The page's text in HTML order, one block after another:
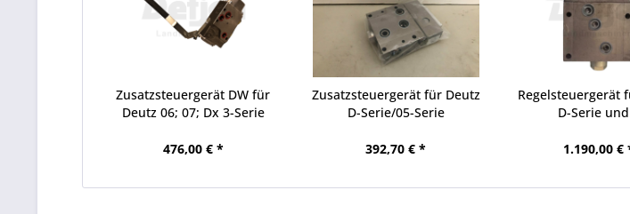
Zusatzsteuergerät DW für
Deutz 06; 07; Dx 3-Serie
476,00 € *
Zusatzsteuergerät für Deutz
D-Serie/05-Serie
392,70 € *
Regelsteuergerät
D-Serie
1.190,00 €